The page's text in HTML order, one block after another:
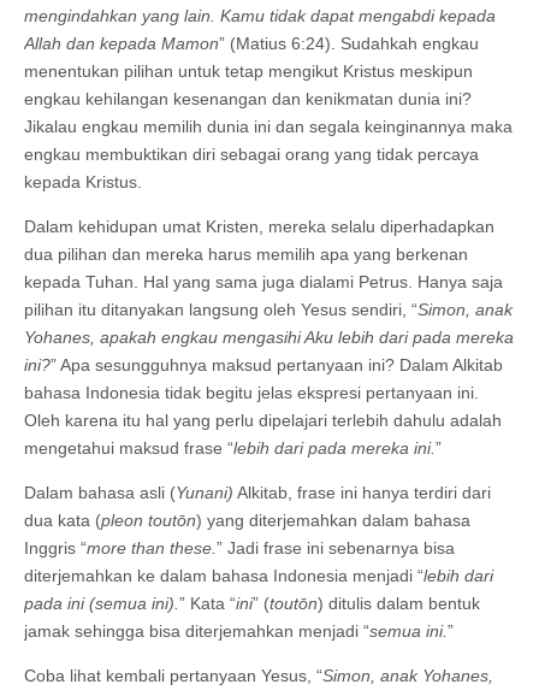
mengindahkan yang lain. Kamu tidak dapat mengabdi kepada
Allah dan kepada Mamon” (Matius 6:24). Sudahkah engkau
menentukan pilihan untuk tetap mengikut Kristus meskipun
engkau kehilangan kesenangan dan kenikmatan dunia ini?
Jikalau engkau memilih dunia ini dan segala keinginannya maka
engkau membuktikan diri sebagai orang yang tidak percaya
kepada Kristus.
Dalam kehidupan umat Kristen, mereka selalu diperhadapkan
dua pilihan dan mereka harus memilih apa yang berkenan
kepada Tuhan. Hal yang sama juga dialami Petrus. Hanya saja
pilihan itu ditanyakan langsung oleh Yesus sendiri, “Simon, anak
Yohanes, apakah engkau mengasihi Aku lebih dari pada mereka
ini?” Apa sesungguhnya maksud pertanyaan ini? Dalam Alkitab
bahasa Indonesia tidak begitu jelas ekspresi pertanyaan ini.
Oleh karena itu hal yang perlu dipelajari terlebih dahulu adalah
mengetahui maksud frase “lebih dari pada mereka ini.”
Dalam bahasa asli (Yunani) Alkitab, frase ini hanya terdiri dari
dua kata (pleon toutōn) yang diterjemahkan dalam bahasa
Inggris “more than these. ” Jadi frase ini sebenarnya bisa
diterjemahkan ke dalam bahasa Indonesia menjadi “lebih dari
pada ini (semua ini). ” Kata “ini” (toutōn) ditulis dalam bentuk
jamak sehingga bisa diterjemahkan menjadi “semua ini.”
Coba lihat kembali pertanyaan Yesus, “Simon, anak Yohanes,